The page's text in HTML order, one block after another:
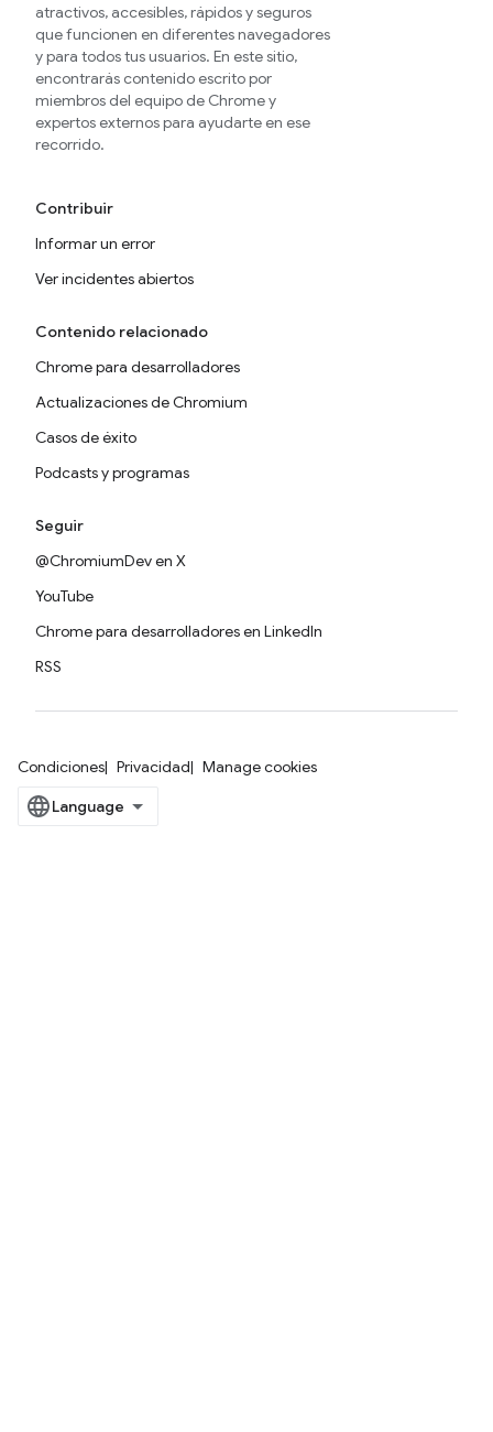
atractivos, accesibles, rápidos y seguros
que funcionen en diferentes navegadores
y para todos tus usuarios. En este sitio,
encontrarás contenido escrito por
miembros del equipo de Chrome y
expertos externos para ayudarte en ese
recorrido.
Contribuir
Informar un error
Ver incidentes abiertos
Contenido relacionado
Chrome para desarrolladores
Actualizaciones de Chromium
Casos de éxito
Podcasts y programas
Seguir
@ChromiumDev en X
YouTube
Chrome para desarrolladores en LinkedIn
RSS
Condiciones Privacidad Manage cookies